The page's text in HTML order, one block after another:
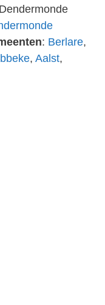
: Berlare,
, Aalst,